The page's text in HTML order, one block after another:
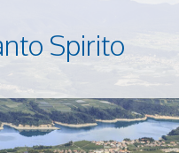
Spirito